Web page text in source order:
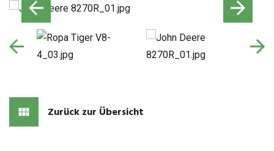
Zurück zur Übersicht